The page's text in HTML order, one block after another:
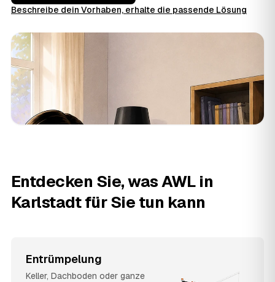
Beschreibe dein Vorhaben, erhalte die passende Lösung
Entdecken Sie, was AWL in
Karlstadt für Sie tun kann
Entrümpelung
Keller, Dachboden oder ganze